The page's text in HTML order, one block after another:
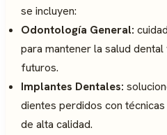
se incluyen:
Odontología General:
para mantener la salud
futuros.
Implantes Dentales:
dientes perdidos con
de alta calidad.